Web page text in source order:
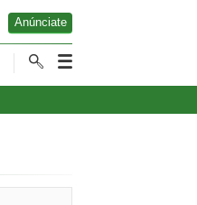
Anúnciate